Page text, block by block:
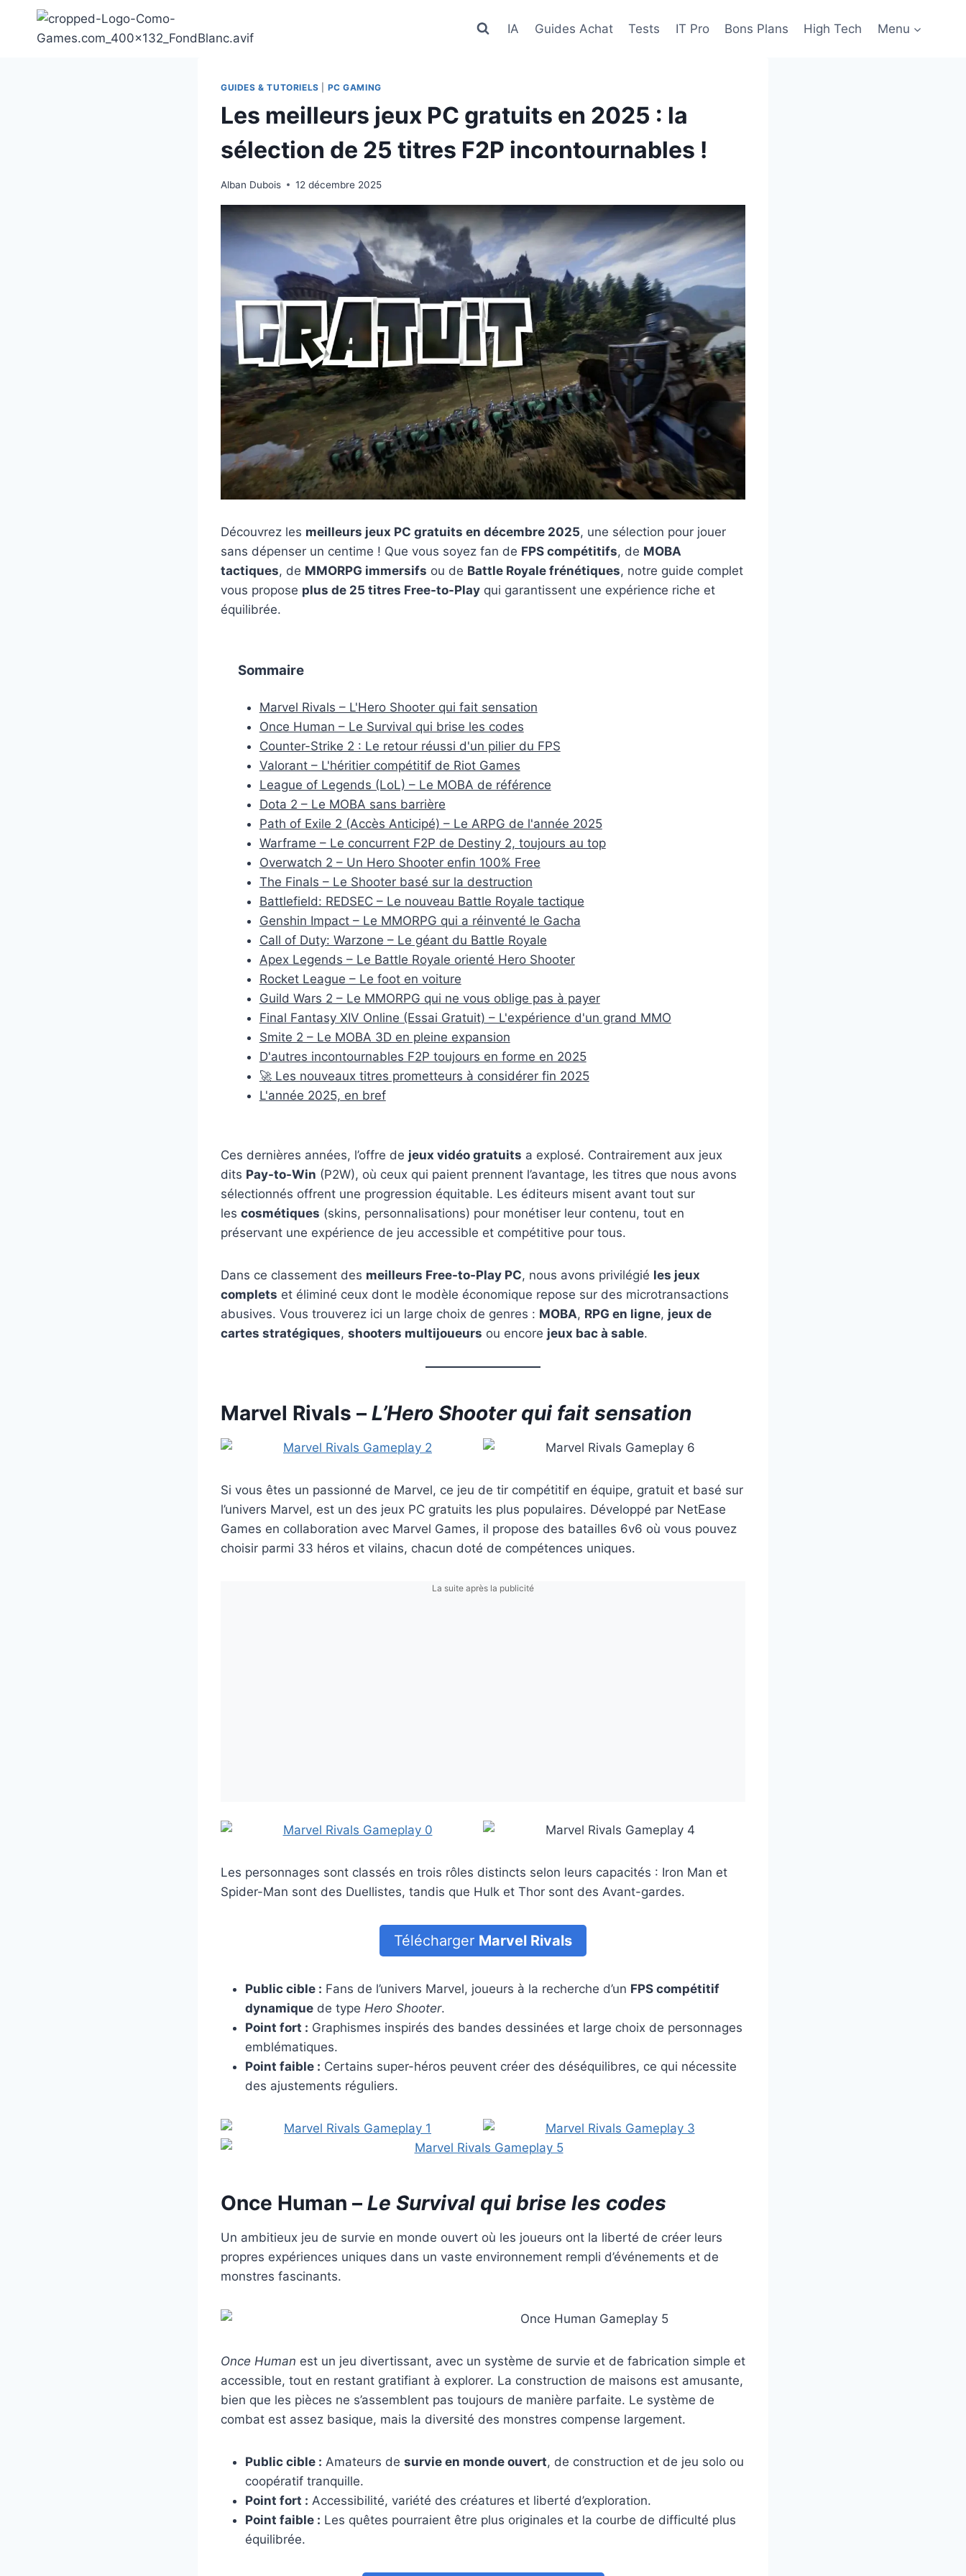
contenu
IA Guides Achat Tests IT Pro Bons Plans High Tech Menu
GUIDES & TUTORIELS PC GAMING
Les meilleurs jeux PC gratuits en 2025 : la
sélection de 25 titres F2P incontournables !
Alban Dubois 12 décembre 2025
Découvrez les meilleurs jeux PC gratuits en décembre 2025, une sélection pour jouer
sans dépenser un centime ! Que vous soyez fan de FPS compétitifs, de MOBA
tactiques, de MMORPG immersifs ou de Battle Royale frénétiques, notre guide complet
vous propose plus de 25 titres Free-to-Play qui garantissent une expérience riche et
équilibrée.
Sommaire
Marvel Rivals – L'Hero Shooter qui fait sensation
Once Human – Le Survival qui brise les codes
Counter-Strike 2 : Le retour réussi d'un pilier du FPS
Valorant – L'héritier compétitif de Riot Games
League of Legends (LoL) – Le MOBA de référence
Dota 2 – Le MOBA sans barrière
Path of Exile 2 (Accès Anticipé) – Le ARPG de l'année 2025
Warframe – Le concurrent F2P de Destiny 2, toujours au top
Overwatch 2 – Un Hero Shooter enfin 100% Free
The Finals – Le Shooter basé sur la destruction
Battlefield: REDSEC – Le nouveau Battle Royale tactique
Genshin Impact – Le MMORPG qui a réinventé le Gacha
Call of Duty: Warzone – Le géant du Battle Royale
Apex Legends – Le Battle Royale orienté Hero Shooter
Rocket League – Le foot en voiture
Guild Wars 2 – Le MMORPG qui ne vous oblige pas à payer
Final Fantasy XIV Online (Essai Gratuit) – L'expérience d'un grand MMO
Smite 2 – Le MOBA 3D en pleine expansion
D'autres incontournables F2P toujours en forme en 2025
🚀 Les nouveaux titres prometteurs à considérer fin 2025
L'année 2025, en bref
Ces dernières années, l’offre de jeux vidéo gratuits a explosé. Contrairement aux jeux
dits Pay-to-Win (P2W), où ceux qui paient prennent l’avantage, les titres que nous avons
sélectionnés offrent une progression équitable. Les éditeurs misent avant tout sur
les cosmétiques (skins, personnalisations) pour monétiser leur contenu, tout en
préservant une expérience de jeu accessible et compétitive pour tous.
Dans ce classement des meilleurs Free-to-Play PC, nous avons privilégié les jeux
complets et éliminé ceux dont le modèle économique repose sur des microtransactions
abusives. Vous trouverez ici un large choix de genres : MOBA, RPG en ligne, jeux de
cartes stratégiques, shooters multijoueurs ou encore jeux bac à sable.
Marvel Rivals – L’Hero Shooter qui fait sensation
Si vous êtes un passionné de Marvel, ce jeu de tir compétitif en équipe, gratuit et basé sur
l’univers Marvel, est un des jeux PC gratuits les plus populaires. Développé par NetEase
Games en collaboration avec Marvel Games, il propose des batailles 6v6 où vous pouvez
choisir parmi 33 héros et vilains, chacun doté de compétences uniques.
La suite après la publicité
Les personnages sont classés en trois rôles distincts selon leurs capacités : Iron Man et
Spider-Man sont des Duellistes, tandis que Hulk et Thor sont des Avant-gardes.
Télécharger Marvel Rivals
Public cible : Fans de l’univers Marvel, joueurs à la recherche d’un FPS compétitif
dynamique de type Hero Shooter.
Point fort : Graphismes inspirés des bandes dessinées et large choix de personnages
emblématiques.
Point faible : Certains super-héros peuvent créer des déséquilibres, ce qui nécessite
des ajustements réguliers.
Once Human – Le Survival qui brise les codes
Un ambitieux jeu de survie en monde ouvert où les joueurs ont la liberté de créer leurs
propres expériences uniques dans un vaste environnement rempli d’événements et de
monstres fascinants.
Once Human est un jeu divertissant, avec un système de survie et de fabrication simple et
accessible, tout en restant gratifiant à explorer. La construction de maisons est amusante,
bien que les pièces ne s’assemblent pas toujours de manière parfaite. Le système de
combat est assez basique, mais la diversité des monstres compense largement.
Public cible : Amateurs de survie en monde ouvert, de construction et de jeu solo ou
coopératif tranquille.
Point fort : Accessibilité, variété des créatures et liberté d’exploration.
Point faible : Les quêtes pourraient être plus originales et la courbe de difficulté plus
équilibrée.